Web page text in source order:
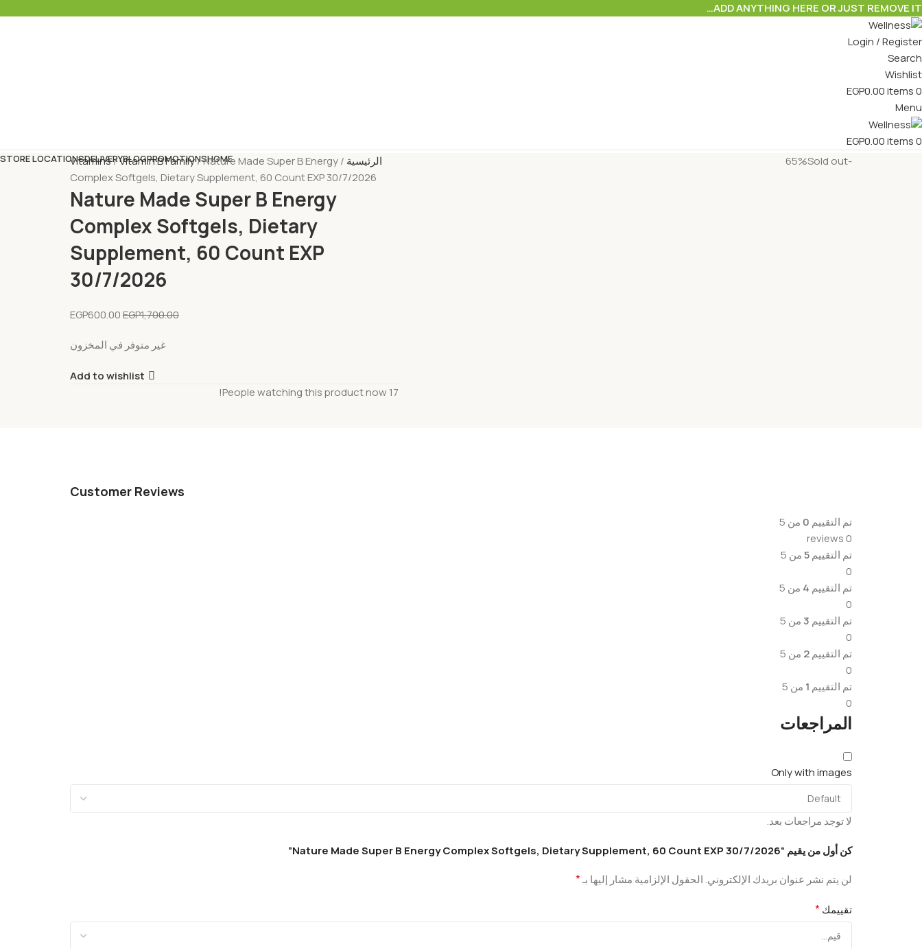
ADD ANYTHING HERE OR JUST REMOVE IT…
Login / Register
Search
Wishlist
0
items
EGP0.00
Menu
0
items
EGP0.00
HOME
PROMOTIONS
BLOG
DELIVERY
STORE LOCATIONS -65%
Sold out الرئيسية Vitamins Vitamin B Family Nature Made Super B Energy
Complex Softgels, Dietary Supplement, 60 Count EXP 30/7/2026
Nature Made Super B Energy
Complex Softgels, Dietary
Supplement, 60 Count EXP
30/7/2026
EGP1,700.00
EGP600.00
غير متوفر في المخزون
Add to wishlist
17
People watching this product now!
Customer Reviews
تم التقييم 0 من 5
0 reviews
تم التقييم5من 5
0
تم التقييم 4 من 5
0
تم التقييم 3من 5
0
تم التقييم2 من 5
0
تم التقييم 1 من 5
0
المراجعات
Only with images
لا توجد مراجعات بعد.
كن أول من يقيم “Nature Made Super B Energy Complex Softgels, Dietary Supplement, 60 Count EXP 30/7/2026”
لن يتم نشر عنوان بريدك الإلكتروني.الحقول الإلزامية مشار إليها بـ*
تقييمك*